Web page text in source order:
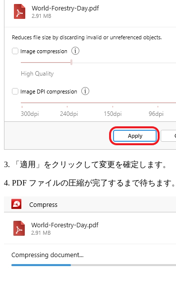
3. 「適用」をクリックして変更を確定します。
4. PDF ファイルの圧縮が完了するまで待ちます。